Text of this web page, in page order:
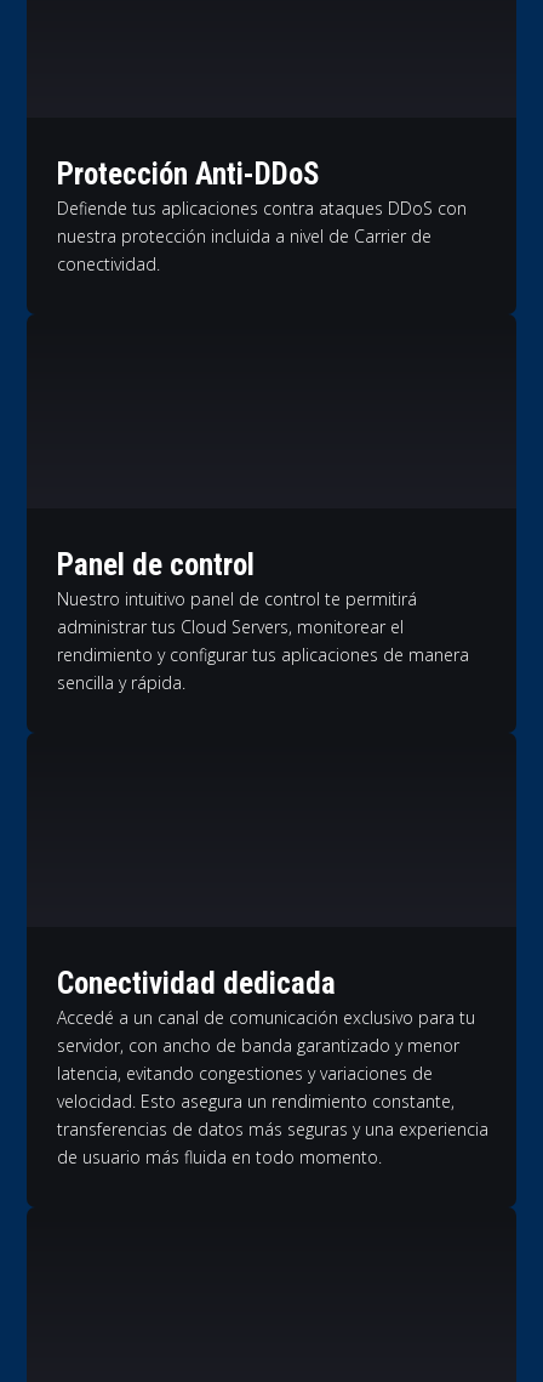
Protección Anti-DDoS
Defiende tus aplicaciones contra ataques DDoS con
nuestra protección incluida a nivel de Carrier de
conectividad.
Panel de control
Nuestro intuitivo panel de control te permitirá
administrar tus Cloud Servers, monitorear el
rendimiento y configurar tus aplicaciones de manera
sencilla y rápida.
Conectividad dedicada
Accedé a un canal de comunicación exclusivo para tu
servidor, con ancho de banda garantizado y menor
latencia, evitando congestiones y variaciones de
velocidad. Esto asegura un rendimiento constante,
transferencias de datos más seguras y una experiencia
de usuario más fluida en todo momento.